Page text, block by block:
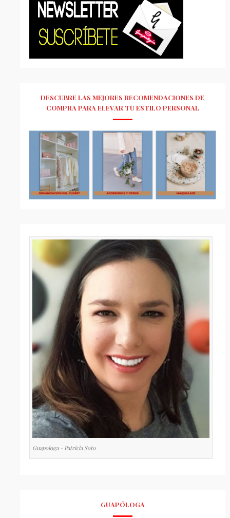
DESCUBRE LAS MEJORES RECOMENDACIONES DE
COMPRA PARA ELEVAR TU ESTILO PERSONAL
Guapologa - Patricia Soto
GUAPÓLOGA